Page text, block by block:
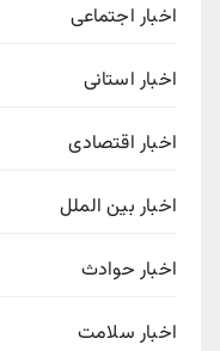
اخبار اجتماعی
اخبار استانی
اخبار اقتصادی
اخبار بین الملل
اخبار حوادث
اخبار سلامت